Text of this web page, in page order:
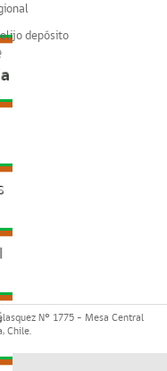
depósito
Nº 1775 - Mesa Central
Chile.